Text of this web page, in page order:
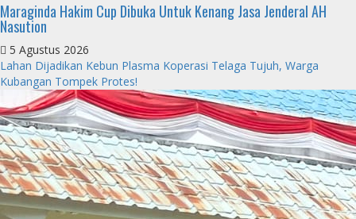
Maraginda Hakim Cup Dibuka Untuk Kenang Jasa Jenderal AH
Nasution
5 Agustus 2026
Lahan Dijadikan Kebun Plasma Koperasi Telaga Tujuh, Warga
Kubangan Tompek Protes!